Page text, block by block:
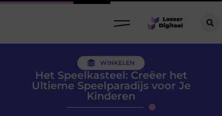
WINKELEN
Het Speelkasteel: Creëer het
Ultieme Speelparadijs voor Je
Kinderen